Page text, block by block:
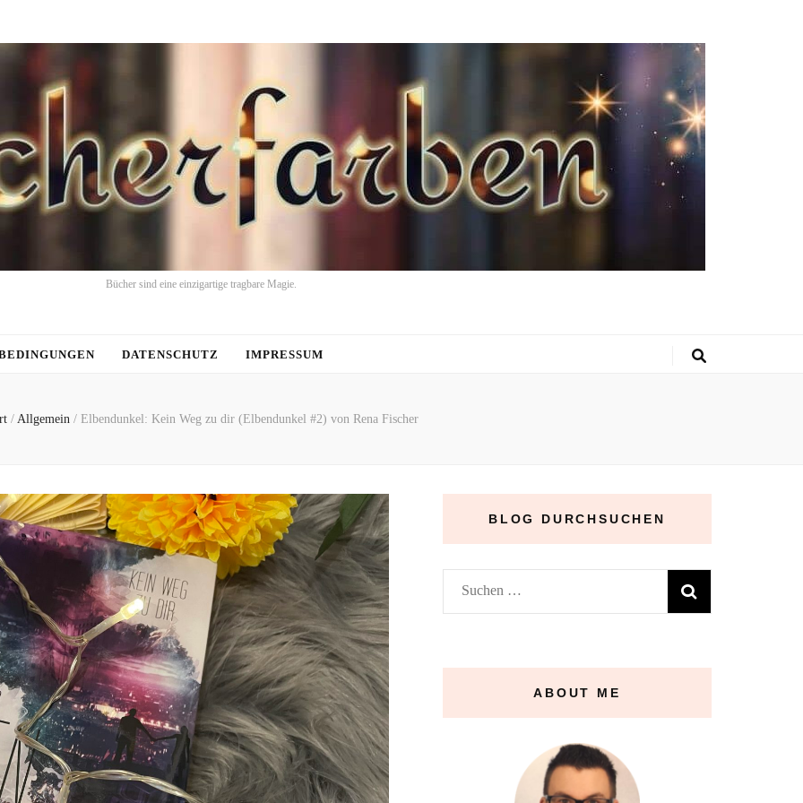
Bücher sind eine einzigartige tragbare Magie.
DATENSCHUTZ IMPRESSUM
/ Allgemein / Elbendunkel: Kein Weg zu dir (Elbendunkel #2) von Rena Fischer
BLOG DURCHSUCHEN
Suchen
nach:
ABOUT ME